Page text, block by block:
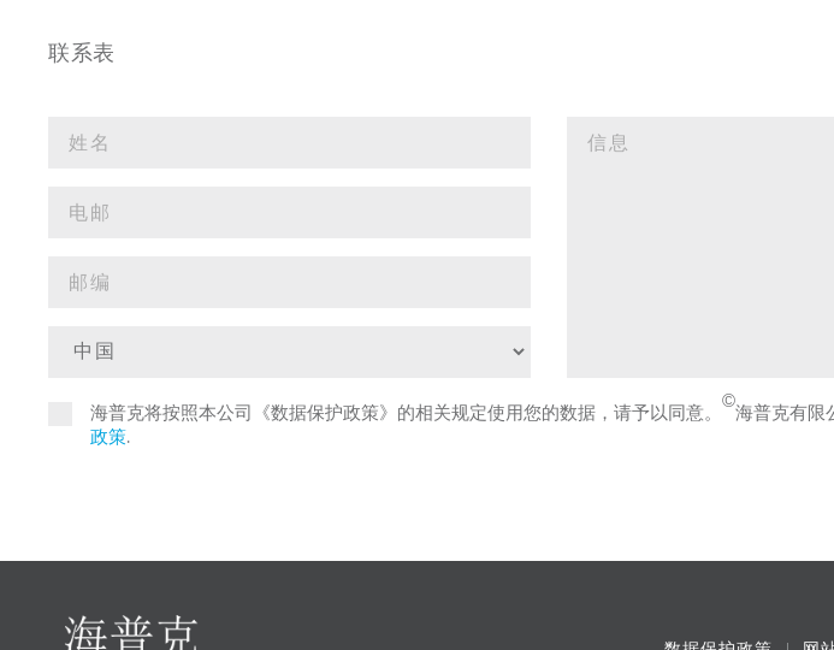
联系表
海普克将按照本公司《数据保护政策》的相关规定使用您的数据，请予以同意。
©
海普克有限
政策.